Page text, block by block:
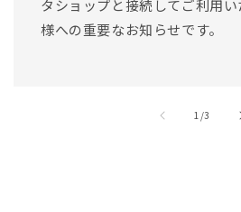
タショップと接続してご利用
様への重要なお知らせです。
1 //3